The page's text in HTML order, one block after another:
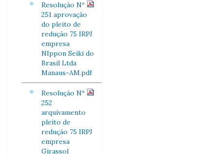
Resolução Nº
251 aprovação
do pleito de
redução 75 IRPJ
empresa
NIppon Seiki do
Brasil Ltda
Manaus-AM.pdf
Resolução Nº
252
arquivamento
pleito de
redução 75 IRPJ
empresa
Girassol